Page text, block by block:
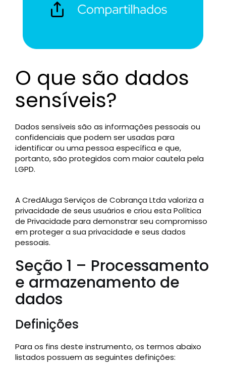
O que são dados
sensíveis?
Dados sensíveis são as informações pessoais ou
confidenciais que podem ser usadas para
identificar ou uma pessoa específica e que,
portanto, são protegidos com maior cautela pela
LGPD.
A CredAluga Serviços de Cobrança Ltda valoriza a
privacidade de seus usuários e criou esta Política
de Privacidade para demonstrar seu compromisso
em proteger a sua privacidade e seus dados
pessoais.
Seção 1 – Processamento
e armazenamento de
dados
Definições
Para os fins deste instrumento, os termos abaixo
listados possuem as seguintes definições: